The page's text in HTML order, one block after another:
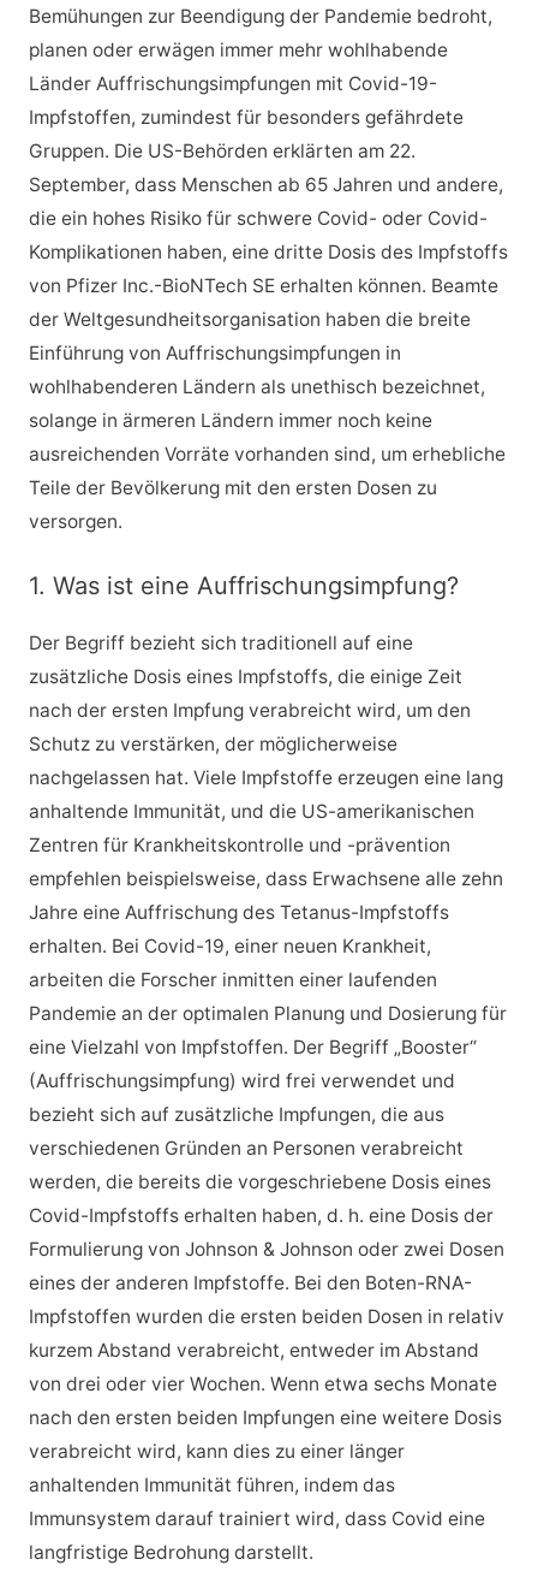
Bemühungen zur Beendigung der Pandemie bedroht,
planen oder erwägen immer mehr wohlhabende
Länder Auffrischungsimpfungen mit Covid-19-
Impfstoffen, zumindest für besonders gefährdete
Gruppen. Die US-Behörden erklärten am 22.
September, dass Menschen ab 65 Jahren und andere,
die ein hohes Risiko für schwere Covid- oder Covid-
Komplikationen haben, eine dritte Dosis des Impfstoffs
von Pfizer Inc.-BioNTech SE erhalten können. Beamte
der Weltgesundheitsorganisation haben die breite
Einführung von Auffrischungsimpfungen in
wohlhabenderen Ländern als unethisch bezeichnet,
solange in ärmeren Ländern immer noch keine
ausreichenden Vorräte vorhanden sind, um erhebliche
Teile der Bevölkerung mit den ersten Dosen zu
versorgen.
1. Was ist eine Auffrischungsimpfung?
Der Begriff bezieht sich traditionell auf eine
zusätzliche Dosis eines Impfstoffs, die einige Zeit
nach der ersten Impfung verabreicht wird, um den
Schutz zu verstärken, der möglicherweise
nachgelassen hat. Viele Impfstoffe erzeugen eine lang
anhaltende Immunität, und die US-amerikanischen
Zentren für Krankheitskontrolle und -prävention
empfehlen beispielsweise, dass Erwachsene alle zehn
Jahre eine Auffrischung des Tetanus-Impfstoffs
erhalten. Bei Covid-19, einer neuen Krankheit,
arbeiten die Forscher inmitten einer laufenden
Pandemie an der optimalen Planung und Dosierung für
eine Vielzahl von Impfstoffen. Der Begriff „Booster“
(Auffrischungsimpfung) wird frei verwendet und
bezieht sich auf zusätzliche Impfungen, die aus
verschiedenen Gründen an Personen verabreicht
werden, die bereits die vorgeschriebene Dosis eines
Covid-Impfstoffs erhalten haben, d. h. eine Dosis der
Formulierung von Johnson & Johnson oder zwei Dosen
eines der anderen Impfstoffe. Bei den Boten-RNA-
Impfstoffen wurden die ersten beiden Dosen in relativ
kurzem Abstand verabreicht, entweder im Abstand
von drei oder vier Wochen. Wenn etwa sechs Monate
nach den ersten beiden Impfungen eine weitere Dosis
verabreicht wird, kann dies zu einer länger
anhaltenden Immunität führen, indem das
Immunsystem darauf trainiert wird, dass Covid eine
langfristige Bedrohung darstellt.